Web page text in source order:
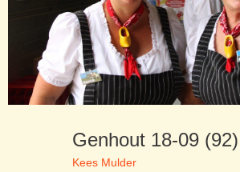
Genhout 18-09 (92)
Kees Mulder